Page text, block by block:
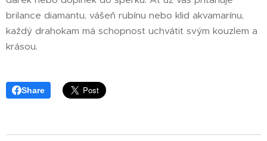
brilance diamantu, vášeň rubínu nebo klid akvamarínu,
každý drahokam má schopnost uchvátit svým kouzlem a
krásou.
Share